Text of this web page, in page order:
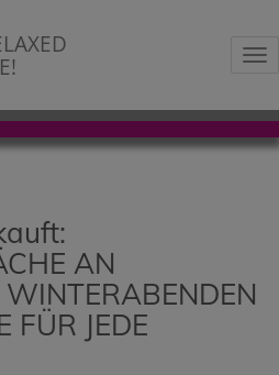
AN
WINTERABENDEN
FÜR JEDE